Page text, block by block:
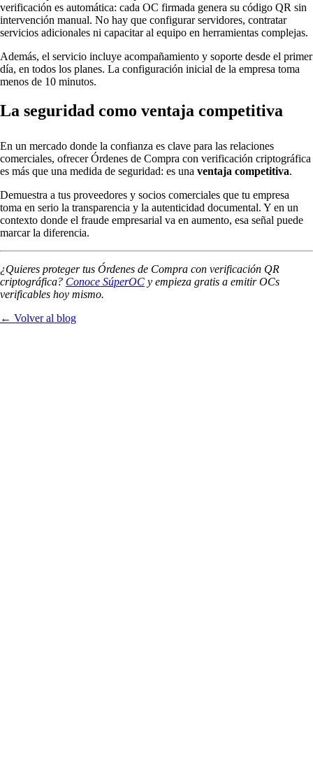
verificación es automática: cada OC firmada genera su código QR sin
intervención manual. No hay que configurar servidores, contratar
servicios adicionales ni capacitar al equipo en herramientas complejas.
Además, el servicio incluye acompañamiento y soporte desde el primer
día, en todos los planes. La configuración inicial de la empresa toma
menos de 10 minutos.
La seguridad como ventaja competitiva
En un mercado donde la confianza es clave para las relaciones
comerciales, ofrecer Órdenes de Compra con verificación criptográfica
es más que una medida de seguridad: es una ventaja competitiva.
Demuestra a tus proveedores y socios comerciales que tu empresa
toma en serio la transparencia y la autenticidad documental. Y en un
contexto donde el fraude empresarial va en aumento, esa señal puede
marcar la diferencia.
¿Quieres proteger tus Órdenes de Compra con verificación QR
criptográfica? Conoce SúperOC y empieza gratis a emitir OCs
verificables hoy mismo.
← Volver al blog